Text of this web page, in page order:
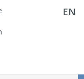
EN